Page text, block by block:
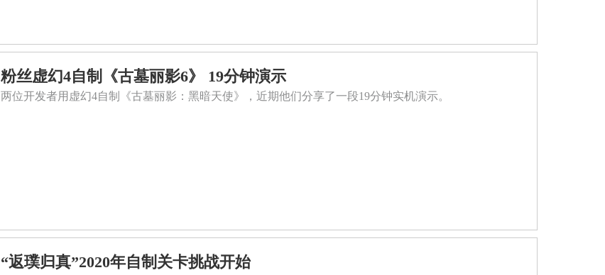
粉丝虚幻4自制《古墓丽影6》 19分钟演示
两位开发者用虚幻4自制《古墓丽影：黑暗天使》，近期他们分享了一段19分钟实机演示。
“返璞归真”2020年自制关卡挑战开始